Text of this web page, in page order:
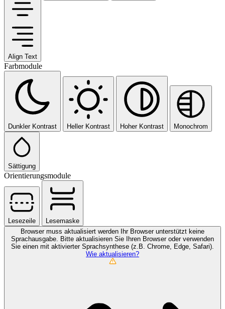
Align Text
Farbmodule
Dunkler Kontrast Heller Kontrast Hoher Kontrast Monochrom
Sättigung
Orientierungsmodule
Lesezeile
Lesemaske
Browser muss aktualisiert werden
Ihr Browser unterstützt keine
Sprachausgabe. Bitte aktualisieren Sie Ihren Browser oder verwenden
Sie einen mit aktivierter Sprachsynthese (z.B. Chrome, Edge, Safari).
Wie aktualisieren?